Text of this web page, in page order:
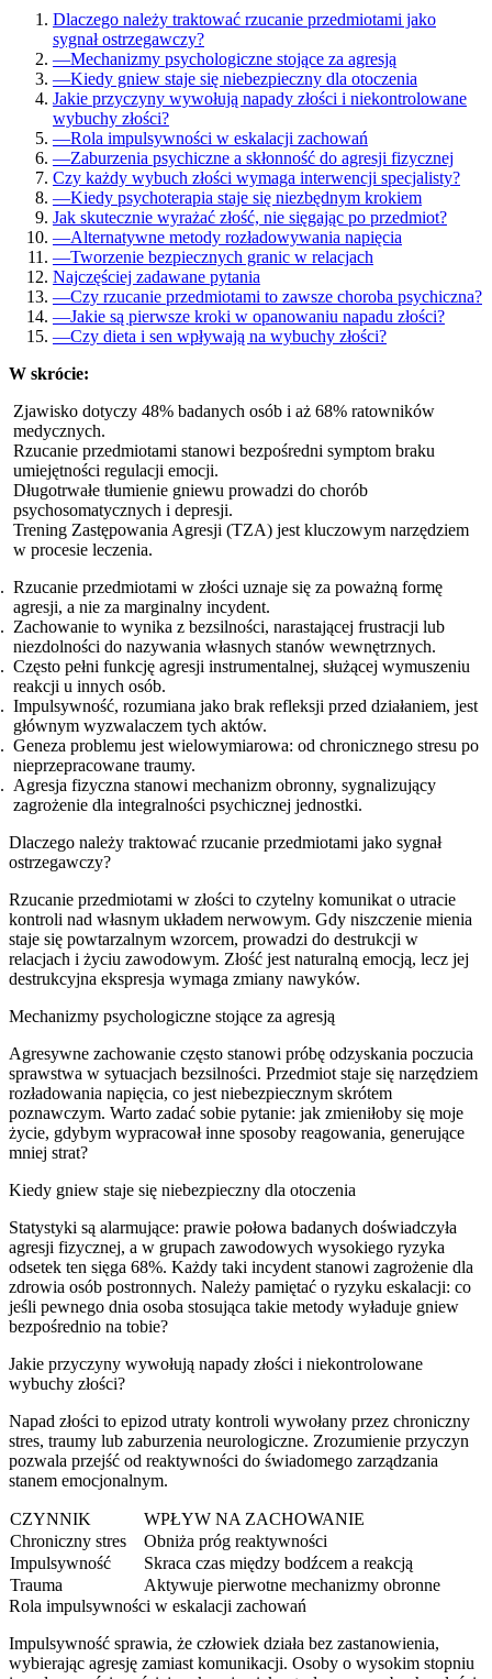
Dlaczego należy traktować rzucanie przedmiotami jako
sygnał ostrzegawczy?
—Mechanizmy psychologiczne stojące za agresją
—Kiedy gniew staje się niebezpieczny dla otoczenia
Jakie przyczyny wywołują napady złości i niekontrolowane
wybuchy złości?
—Rola impulsywności w eskalacji zachowań
—Zaburzenia psychiczne a skłonność do agresji fizycznej
Czy każdy wybuch złości wymaga interwencji specjalisty?
—Kiedy psychoterapia staje się niezbędnym krokiem
Jak skutecznie wyrażać złość, nie sięgając po przedmiot?
—Alternatywne metody rozładowywania napięcia
—Tworzenie bezpiecznych granic w relacjach
Najczęściej zadawane pytania
—Czy rzucanie przedmiotami to zawsze choroba psychiczna?
—Jakie są pierwsze kroki w opanowaniu napadu złości?
—Czy dieta i sen wpływają na wybuchy złości?
W skrócie:
Zjawisko dotyczy 48% badanych osób i aż 68% ratowników
medycznych.
Rzucanie przedmiotami stanowi bezpośredni symptom braku
umiejętności regulacji emocji.
Długotrwałe tłumienie gniewu prowadzi do chorób
psychosomatycznych i depresji.
Trening Zastępowania Agresji (TZA) jest kluczowym narzędziem
w procesie leczenia.
Rzucanie przedmiotami w złości uznaje się za poważną formę
agresji, a nie za marginalny incydent.
Zachowanie to wynika z bezsilności, narastającej frustracji lub
niezdolności do nazywania własnych stanów wewnętrznych.
Często pełni funkcję agresji instrumentalnej, służącej wymuszeniu
reakcji u innych osób.
Impulsywność, rozumiana jako brak refleksji przed działaniem, jest
głównym wyzwalaczem tych aktów.
Geneza problemu jest wielowymiarowa: od chronicznego stresu po
nieprzepracowane traumy.
Agresja fizyczna stanowi mechanizm obronny, sygnalizujący
zagrożenie dla integralności psychicznej jednostki.
Dlaczego należy traktować rzucanie przedmiotami jako sygnał
ostrzegawczy?
Rzucanie przedmiotami w złości to czytelny komunikat o utracie
kontroli nad własnym układem nerwowym. Gdy niszczenie mienia
staje się powtarzalnym wzorcem, prowadzi do destrukcji w
relacjach i życiu zawodowym. Złość jest naturalną emocją, lecz jej
destrukcyjna ekspresja wymaga zmiany nawyków.
Mechanizmy psychologiczne stojące za agresją
Agresywne zachowanie często stanowi próbę odzyskania poczucia
sprawstwa w sytuacjach bezsilności. Przedmiot staje się narzędziem
rozładowania napięcia, co jest niebezpiecznym skrótem
poznawczym. Warto zadać sobie pytanie: jak zmieniłoby się moje
życie, gdybym wypracował inne sposoby reagowania, generujące
mniej strat?
Kiedy gniew staje się niebezpieczny dla otoczenia
Statystyki są alarmujące: prawie połowa badanych doświadczyła
agresji fizycznej, a w grupach zawodowych wysokiego ryzyka
odsetek ten sięga 68%. Każdy taki incydent stanowi zagrożenie dla
zdrowia osób postronnych. Należy pamiętać o ryzyku eskalacji: co
jeśli pewnego dnia osoba stosująca takie metody wyładuje gniew
bezpośrednio na tobie?
Jakie przyczyny wywołują napady złości i niekontrolowane
wybuchy złości?
Napad złości to epizod utraty kontroli wywołany przez chroniczny
stres, traumy lub zaburzenia neurologiczne. Zrozumienie przyczyn
pozwala przejść od reaktywności do świadomego zarządzania
stanem emocjonalnym.
CZYNNIK
WPŁYW NA ZACHOWANIE
Chroniczny stres
Obniża próg reaktywności
Impulsywność
Skraca czas między bodźcem a reakcją
Trauma
Aktywuje pierwotne mechanizmy obronne
Rola impulsywności w eskalacji zachowań
Impulsywność sprawia, że człowiek działa bez zastanowienia,
wybierając agresję zamiast komunikacji. Osoby o wysokim stopniu